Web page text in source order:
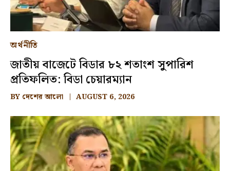
অর্থনীতি
জাতীয় বাজেটে বিডার ৮২ শতাংশ সুপারিশ
প্রতিফলিত: বিডা চেয়ারম্যান
BY দেশের আলো AUGUST 6, 2026